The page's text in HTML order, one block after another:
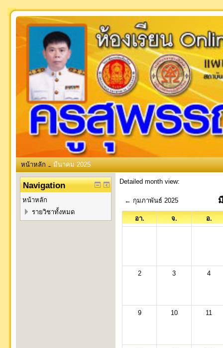
หน้าหลัก → มีนาคม 2025
Detailed month view:
← กุมภาพันธ์ 2025
อา. จ. อ.
2 3 4
9 10 11
Navigation
หน้าหลัก
รายวิชาทั้งหมด